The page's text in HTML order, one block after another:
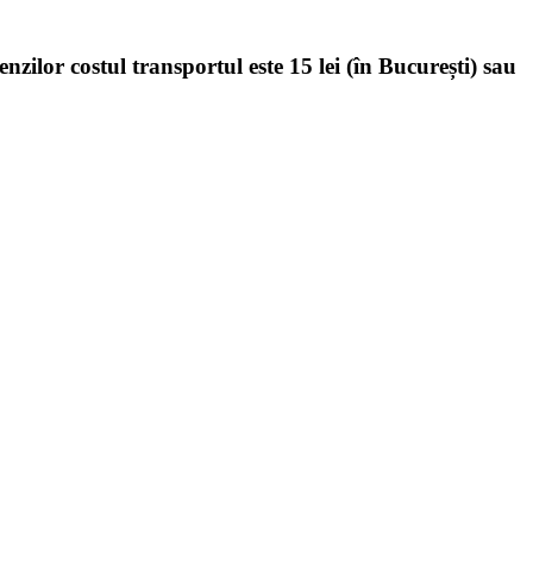
costul transportul este 15 lei (în București) sau